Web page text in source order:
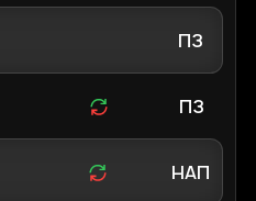
ПЗ
ПЗ
НАП